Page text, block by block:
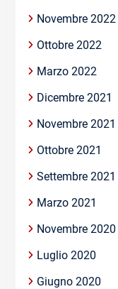
Novembre 2022
Ottobre 2022
Marzo 2022
Dicembre 2021
Novembre 2021
Ottobre 2021
Settembre 2021
Marzo 2021
Novembre 2020
Luglio 2020
Giugno 2020